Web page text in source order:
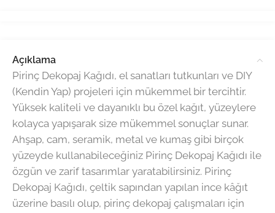
Açıklama
Pirinç Dekopaj Kağıdı, el sanatları tutkunları ve DIY
(Kendin Yap) projeleri için mükemmel bir tercihtir.
Yüksek kaliteli ve dayanıklı bu özel kağıt, yüzeylere
kolayca yapışarak size mükemmel sonuçlar sunar.
Ahşap, cam, seramik, metal ve kumaş gibi birçok
yüzeyde kullanabileceğiniz Pirinç Dekopaj Kağıdı ile
özgün ve zarif tasarımlar yaratabilirsiniz. Pirinç
Dekopaj Kağıdı, çeltik sapından yapılan ince kâğıt
üzerine basılı olup, pirinç dekopaj çalışmaları için